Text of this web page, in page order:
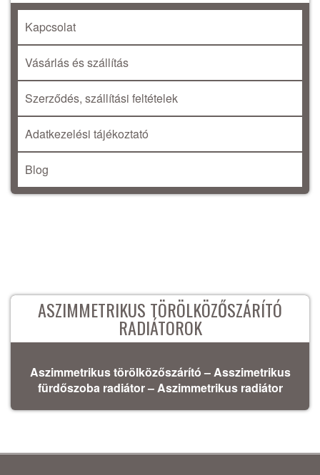
Kapcsolat
Vásárlás és szállítás
Szerződés, szállítási feltételek
Adatkezelési tájékoztató
Blog
ASZIMMETRIKUS TÖRÖLKÖZŐSZÁRÍTÓ
RADIÁTOROK
Aszimmetrikus törölközőszárító – Asszimetrikus
fürdőszoba radiátor – Aszimmetrikus radiátor